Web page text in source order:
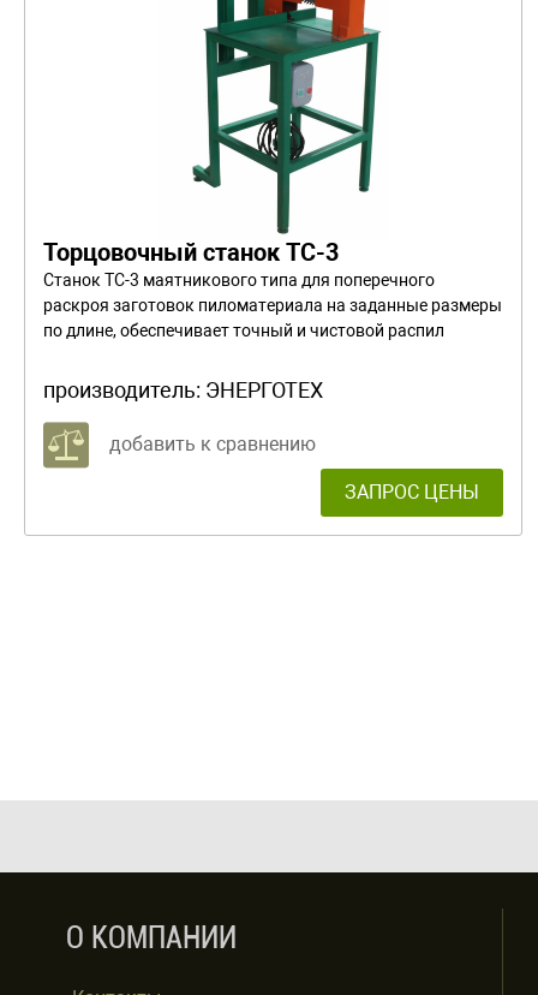
Торцовочный станок ТС-3
Станок ТС-3 маятникового типа для поперечного
раскроя заготовок пиломатериала на заданные размеры
по длине, обеспечивает точный и чистовой распил
производитель: ЭНЕРГОТЕХ
добавить к сравнению
ЗАПРОС ЦЕНЫ
О КОМПАНИИ